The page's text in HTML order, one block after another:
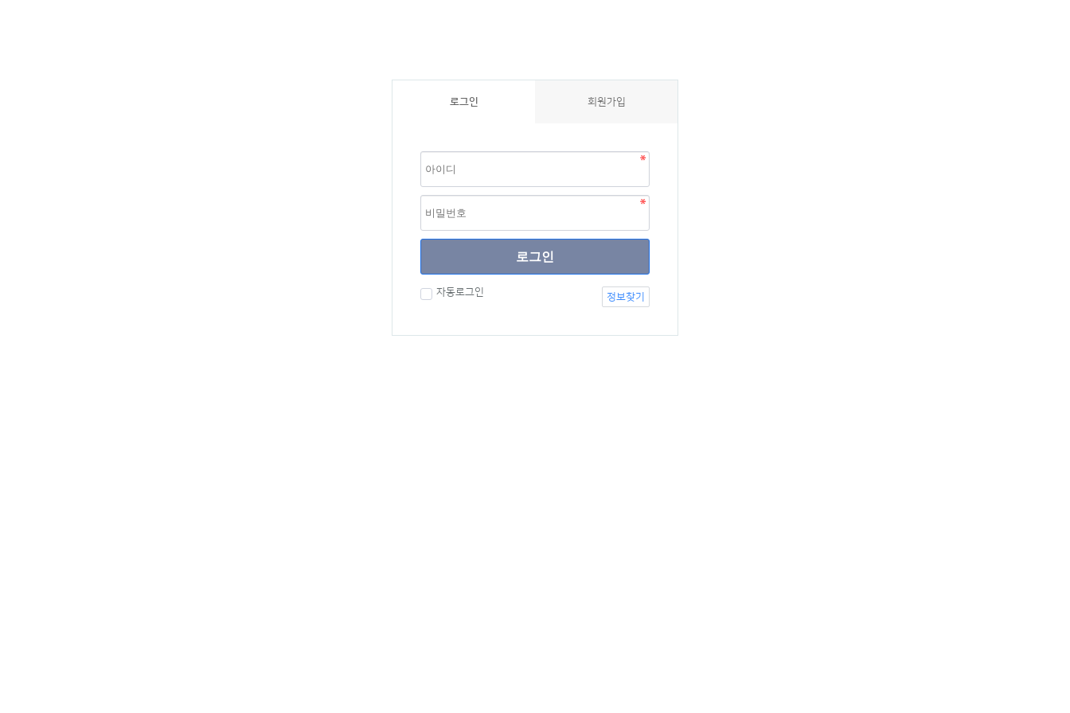
로그인 회원가입
로그인
자동로그인 정보찾기